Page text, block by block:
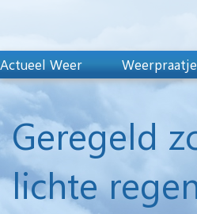
Actueel Weer Weerpraatje
Geregeld
lichte